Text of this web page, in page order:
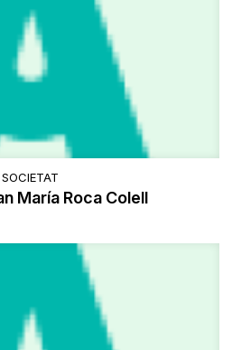
SOCIETAT
María Roca Colell